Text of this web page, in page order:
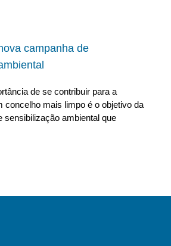
campanha de
de se contribuir para a
concelho mais limpo é o objetivo da
sensibilização ambiental que